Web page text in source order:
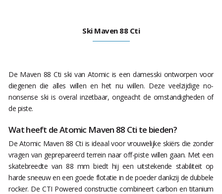
Ski Maven 88 Cti
De Maven 88 Cti ski van Atomic is een damesski ontworpen voor
diegenen die alles willen en het nu willen. Deze veelzijdige no-
nonsense ski is overal inzetbaar, ongeacht de omstandigheden of
de piste.
Wat heeft de Atomic Maven 88 Cti te bieden?
De Atomic Maven 88 Cti is ideaal voor vrouwelijke skiërs die zonder
vragen van geprepareerd terrein naar off-piste willen gaan. Met een
skatebreedte van 88 mm biedt hij een uitstekende stabiliteit op
harde sneeuw en een goede flotatie in de poeder dankzij de dubbele
rocker. De CTI Powered constructie combineert carbon en titanium